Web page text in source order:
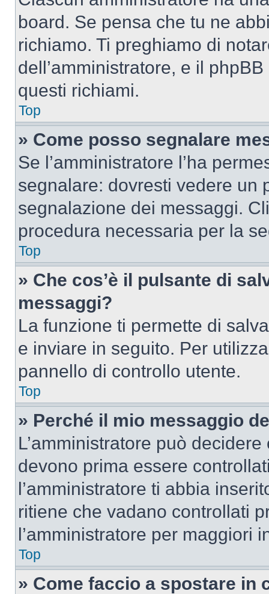
board. Se pensa che tu ne
richiamo. Ti preghiamo di
dell’amministratore, e il
questi richiami.
Top
» Come posso segnalare
Se l’amministratore l’ha
segnalare: dovresti vedere un
segnalazione dei messaggi.
procedura necessaria per la
Top
» Che cos’è il pulsante di
messaggi?
La funzione ti permette di
e inviare in seguito. Per
pannello di controllo utente.
Top
» Perché il mio messaggio
L’amministratore può
devono prima essere
l’amministratore ti abbia
ritiene che vadano controllati
l’amministratore per maggiori
Top
» Come faccio a spostare in